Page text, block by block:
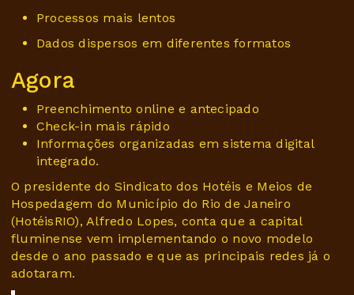
Processos mais lentos
Dados dispersos em diferentes formatos
Agora
Preenchimento online e antecipado
Check-in mais rápido
Informações organizadas em sistema digital
integrado.
O presidente do Sindicato dos Hotéis e Meios de
Hospedagem do Município do Rio de Janeiro
(HotéisRIO), Alfredo Lopes, conta que a capital
fluminense vem implementando o novo modelo
desde o ano passado e que as principais redes já o
adotaram.